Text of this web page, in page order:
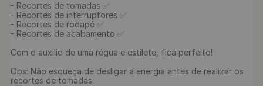
- Recortes de tomadas ✅
- Recortes de interruptores ✅
- Recortes de rodapé ✅
- Recortes de acabamento ✅
Com o auxilio de uma régua e estilete, fica perfeito!
Obs: Não esqueça de desligar a energia antes de realizar os
recortes de tomadas.